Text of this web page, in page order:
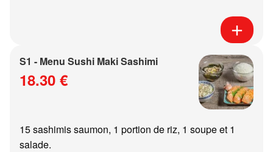
S1 - Menu Sushi Maki Sashimi
18.30 €
15 sashimis saumon, 1 portion de riz, 1 soupe et 1
salade.